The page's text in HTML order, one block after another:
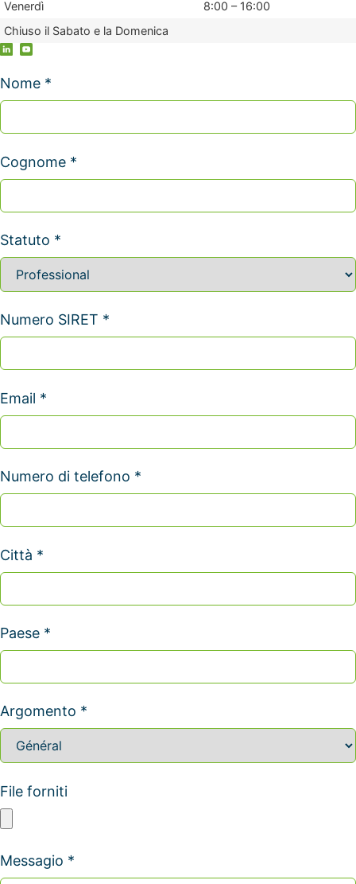
Venerdì
8:00 – 16:00
Chiuso il Sabato e la Domenica
Nome *
Cognome *
Statuto *
Numero SIRET *
Email *
Numero di telefono *
Città *
Paese *
Argomento *
File forniti
Messagio *